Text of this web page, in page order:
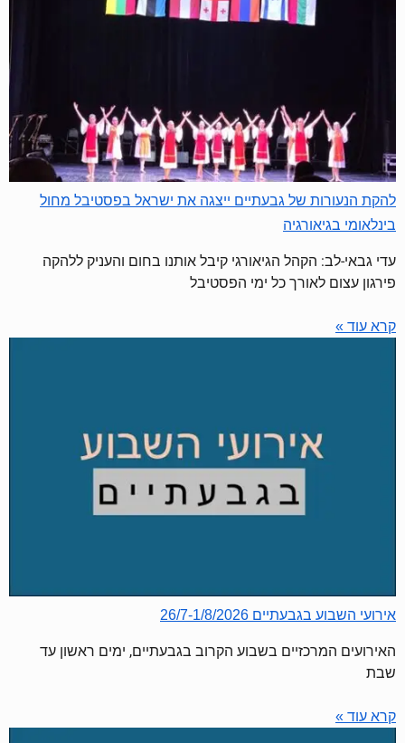
להקת הנעורות של גבעתיים ייצגה את ישראל בפסטיבל מחול
בינלאומי בגיאורגיה
עדי גבאי-לב: הקהל הגיאורגי קיבל אותנו בחום והעניק ללהקה
פירגון עצום לאורך כל ימי הפסטיבל
קרא עוד »
אירועי השבוע בגבעתיים 26/7-1/8/2026
האירועים המרכזיים בשבוע הקרוב בגבעתיים, ימים ראשון עד
שבת
קרא עוד »